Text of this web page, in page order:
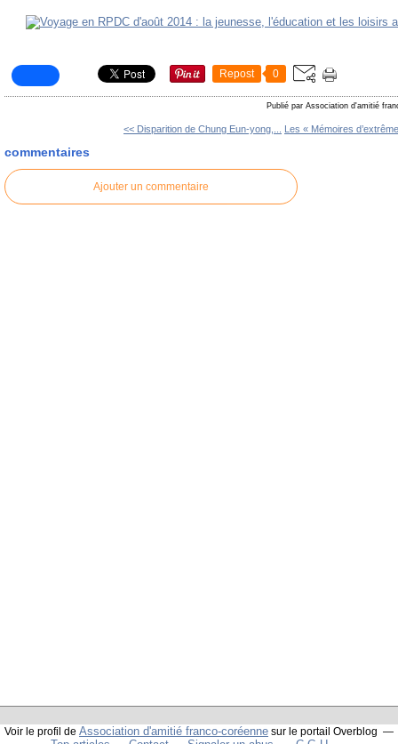
Repost 0
Publié par Association d'amitié
<< Disparition de Chung Eun-yong,... Les « Mémoires
commentaires
Ajouter un commentaire
Voir le profil de Association d'amitié franco-coréenne sur le portail Overblog